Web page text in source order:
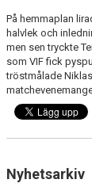
STÖTTA VIF
KONTAKT /
På hemmaplan
halvlek och
men sen tryckte
som VIF fick
tröstmålade
Nyhetsarkiv